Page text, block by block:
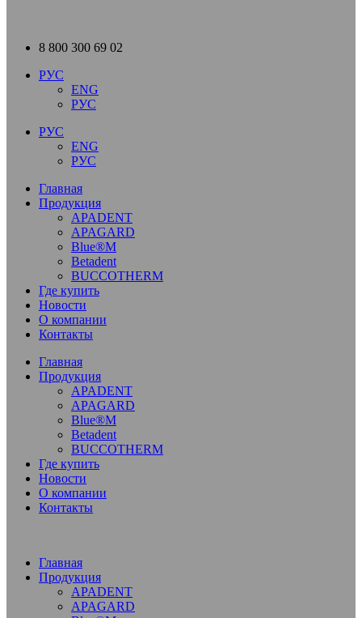
8 800 300 69 02
РУС
ENG
РУС
РУС
ENG
РУС
Главная
Продукция
APADENT
APAGARD
Blue®M
Betadent
BUCCOTHERM
Где купить
Новости
О компании
Контакты
Главная
Продукция
APADENT
APAGARD
Blue®M
Betadent
BUCCOTHERM
Где купить
Новости
О компании
Контакты
Главная
Продукция
APADENT
APAGARD